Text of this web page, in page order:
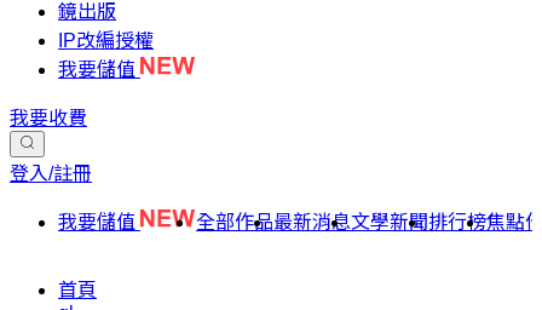
鏡出版
IP改編授權
我要儲值
我要收費
登入/註冊
我要儲值 全部作品最新消息文學新聞排行榜焦點
首頁